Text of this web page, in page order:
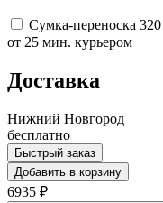
Сумка-переноска 320
от 25 мин. курьером
Доставка
Нижний Новгород
бесплатно
Быстрый заказ
Добавить в корзину
6935 ₽